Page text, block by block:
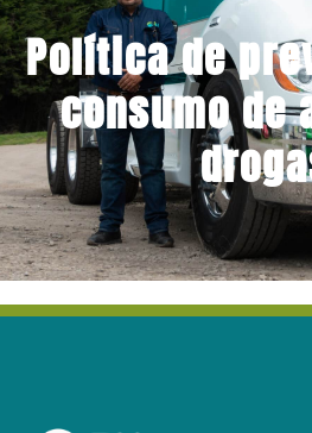
Política de
consumo de